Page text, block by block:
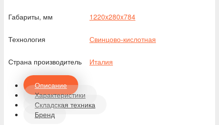
Габариты, мм 1220x280x784
Технология Свинцово-кислотная
Страна производитель Италия
Описание
Характеристики
Складская техника
Бренд